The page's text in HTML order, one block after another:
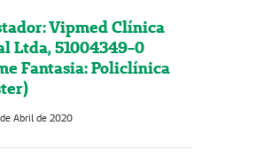
Vipmed Clínica
Ltda, 51004349-0
Fantasia: Policlínica
Abril de 2020